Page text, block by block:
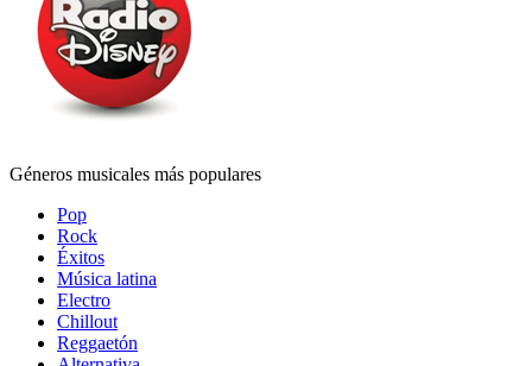
Géneros musicales más populares
Pop
Rock
Éxitos
Música latina
Electro
Chillout
Reggaetón